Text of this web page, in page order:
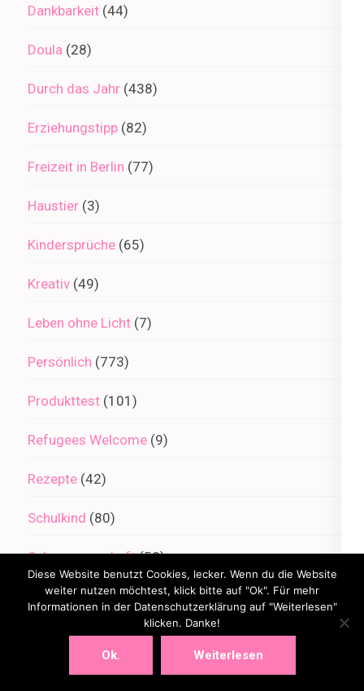
Dankbarkeit (44)
Doula (28)
Durch das Jahr (438)
Erziehungstipp (82)
Freizeit in Berlin (77)
Haustier (3)
Kindersprüche (65)
Kreativ (49)
Leben ohne Licht (7)
Persönlich (773)
Produkttest (101)
Refugees Welcome (9)
Rezepte (42)
Schulkind (80)
Schwangerschaft(58)
Urlaub(158)
WMDEDGT(84)
YoungLiving(1)
Diese Website benutzt Cookies, lecker. Wenn du die Website
weiter nutzen möchtest, klick bitte auf "Ok". Für mehr
Informationen in der Datenschutzerklärung auf "Weiterlesen"
klicken. Danke!
Ok. Weiterlesen